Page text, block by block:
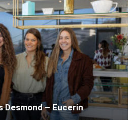
Desmond – Eucerin